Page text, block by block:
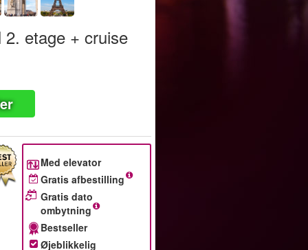
etage + cruise
Med elevator
Gratis afbestilling
Gratis dato
ombytning
Bestseller
Øjeblikkelig